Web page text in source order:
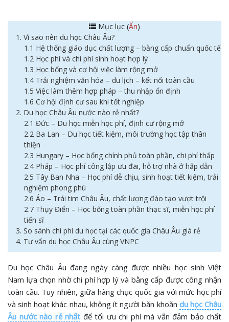
Mục lục (Ẩn)
1. Vì sao nên du học Châu Âu?
1.1 Hệ thống giáo dục chất lượng – bằng cấp chuẩn quốc tế
1.2 Học phí và chi phí sinh hoạt hợp lý
1.3 Học bổng và cơ hội việc làm rộng mở
1.4 Trải nghiệm văn hóa – du lịch – kết nối toàn cầu
1.5 Việc làm thêm hợp pháp – thu nhập ổn định
1.6 Cơ hội định cư sau khi tốt nghiệp
2. Du học Châu Âu nước nào rẻ nhất?
2.1 Đức – Du học miễn học phí, định cư rộng mở
2.2 Ba Lan – Du học tiết kiệm, môi trường học tập thân
thiện
2.3 Hungary – Học bổng chính phủ toàn phần, chi phí thấp
2.4 Pháp – Học phí công lập ưu đãi, hỗ trợ nhà ở hấp dẫn
2.5 Tây Ban Nha – Học phí dễ chịu, sinh hoạt tiết kiệm, trải
nghiệm phong phú
2.6 Áo – Trái tim Châu Âu, chất lượng đào tạo vượt trội
2.7 Thụy Điển – Học bổng toàn phần thạc sĩ, miễn học phí
tiến sĩ
3. So sánh chi phí du học tại các quốc gia Châu Âu giá rẻ
4. Tư vấn du học Châu Âu cùng VNPC
Du học Châu Âu đang ngày càng được nhiều học sinh Việt
Nam lựa chọn nhờ chi phí hợp lý và bằng cấp được công nhận
toàn cầu. Tuy nhiên, giữa hàng chục quốc gia với mức học phí
và sinh hoạt khác nhau, không ít người băn khoăn du học Châu
Âu nước nào rẻ nhất để tối ưu chi phí mà vẫn đảm bảo chất